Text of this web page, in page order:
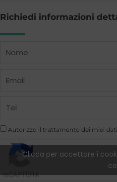
Richiedi informazioni
Name
Email
Telefono
Autorizzo il trattamento dei miei
Clicca per accettare i